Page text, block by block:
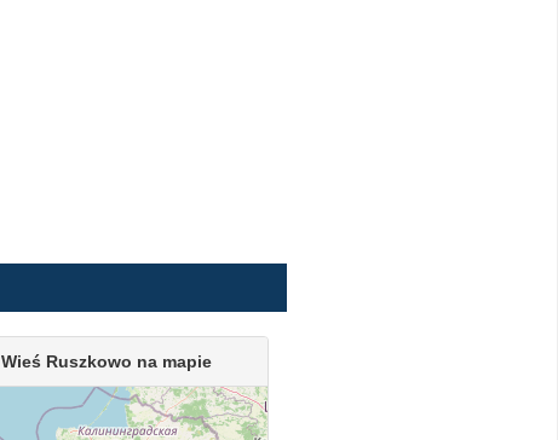
Wieś Ruszkowo na mapie